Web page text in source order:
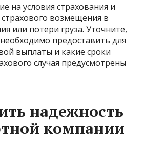
на условия страхования и
возмещения в
или потери груза. Уточните,
предоставить для
выплаты и какие сроки
случая предусмотрены
надежность
компании